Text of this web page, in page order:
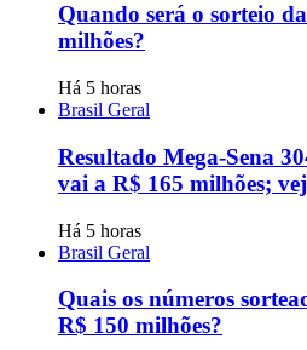
Quando será o sorteio
milhões?
Há 5 horas
Brasil Geral
Resultado Mega-Sena
vai a R$ 165 milhões;
Há 5 horas
Brasil Geral
Quais os números
R$ 150 milhões?